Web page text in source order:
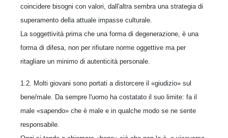
coincidere bisogni con valori, dall'altra sembra una strategia di
superamento della attuale impasse culturale.
La soggettività prima che una forma di degenerazione, è una
forma di difesa, non per rifiutare norme oggettive ma per
ritagliare un minimo di autenticità personale.
1.2. Molti giovani sono portati a distorcere il «giudizio» sul
bene/male. Da sempre l'uomo ha costatato il suo limite: fa il
male «sapendo» che è male e in qualche modo se ne sente
responsabile.